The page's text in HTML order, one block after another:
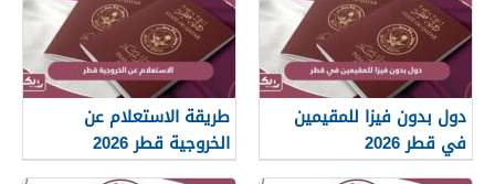
دول بدون فيزا للمقيمين
في قطر 2026
طريقة الاستعلام عن
الخروجية قطر 2026